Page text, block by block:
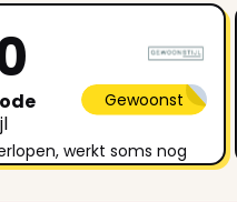
Gewoonst
werkt soms nog